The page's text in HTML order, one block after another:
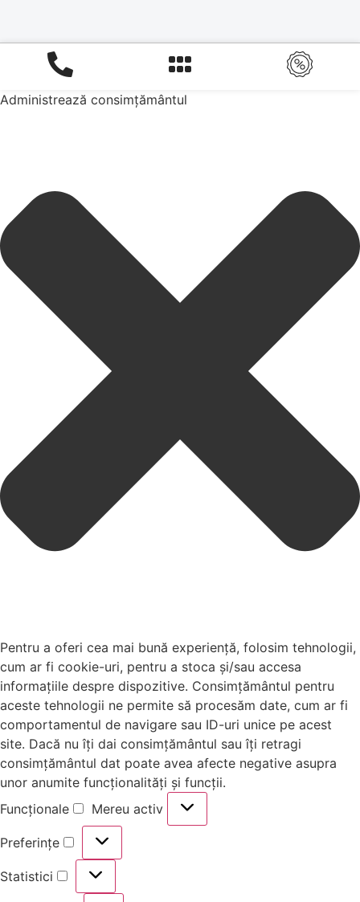
Administrează consimțământul
Pentru a oferi cea mai bună experiență, folosim tehnologii,
cum ar fi cookie-uri, pentru a stoca și/sau accesa
informațiile despre dispozitive. Consimțământul pentru
aceste tehnologii ne permite să procesăm date, cum ar fi
comportamentul de navigare sau ID-uri unice pe acest
site. Dacă nu îți dai consimțământul sau îți retragi
consimțământul dat poate avea afecte negative asupra
unor anumite funcționalități și funcții.
Funcționale
Mereu activ
Preferințe
Statistici